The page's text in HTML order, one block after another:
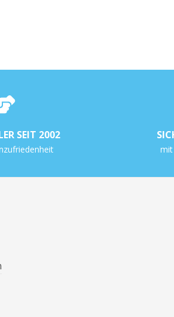
SEIT 2002
mit